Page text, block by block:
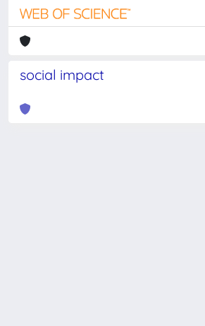
social impact